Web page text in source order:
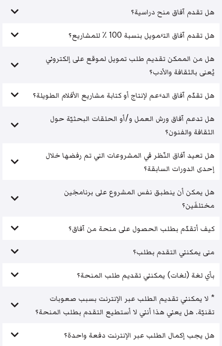
هل تقدم آفاق منح دراسية؟
هل تقدم آفاق التَّمويل بنسبة 100 ٪ للمشاريع؟
هل من الممكن تقديم طلب تمويل لموقع على إلكتروني
يُعنى بالثقافة والأدب؟
هل تقدّم آفاق الدَّعم لإنتاج أو كتابة مشاريع الأفلام الطويلة؟
هل تدعم آفاق ورش العمل و/أو الحلقات البحثيّة حول
الثقافة والفنون؟
هل تعيد آفاق النّظر في المشروعات التي تم رفضها خلال
إحدى الدورات السابقة؟
هل يمكن أن ينطبق نفس المشروع على برنامجَين
مختلفَين؟
كيف أتقدّم بطلب الحصول على منحة من آفاق؟
متى يمكنني التقدم بطلب؟
بأي لغة (لغات) يمكنني تقديم طلب المنحة؟
* لا يمكنني تقديم الطلب عبر الإنترنت بسبب صعوبات
تقنيّة. هل يعني هذا أنني لا أستطيع التقدم بطلب المنحة؟
هل يجب إكمال الطلب عبر الإنترنت دفعة واحدة؟